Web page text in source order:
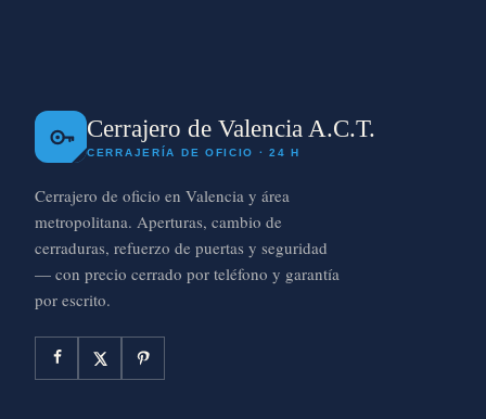
Cerrajero de Valencia A.C.T.
CERRAJERÍA DE OFICIO · 24 H
Cerrajero de oficio en Valencia y área
metropolitana. Aperturas, cambio de
cerraduras, refuerzo de puertas y seguridad
— con precio cerrado por teléfono y garantía
por escrito.